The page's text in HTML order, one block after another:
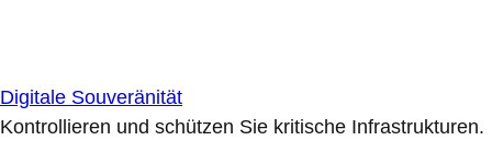
Digitale Souveränität
Kontrollieren und schützen Sie kritische Infrastrukturen.